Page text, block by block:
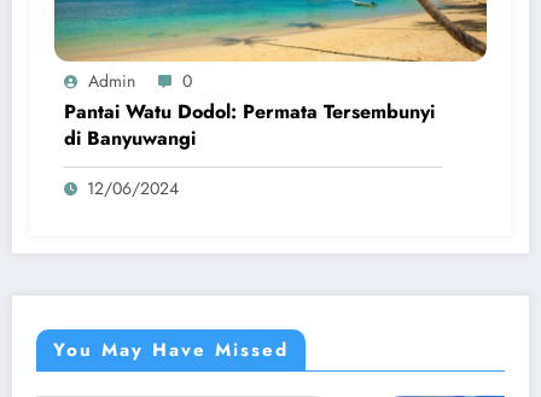
Admin 0
Pantai Watu Dodol: Permata Tersembunyi
di Banyuwangi
12/06/2024
You May Have Missed